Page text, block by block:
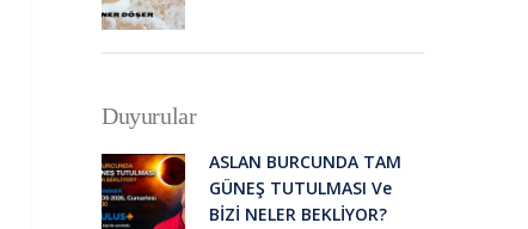
Duyurular
ASLAN BURCUNDA TAM
GÜNEŞ TUTULMASI Ve
BİZİ NELER BEKLİYOR?